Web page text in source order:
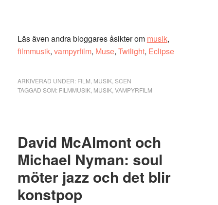
Läs även andra bloggares åsikter om musik,
filmmusik, vampyrfilm, Muse, Twilight, Eclipse
ARKIVERAD UNDER: FILM MUSIK, SCEN
TAGGAD SOM: FILMMUSIK, MUSIK, VAMPYRFILM
David McAlmont och
Michael Nyman: soul
möter jazz och det blir
konstpop